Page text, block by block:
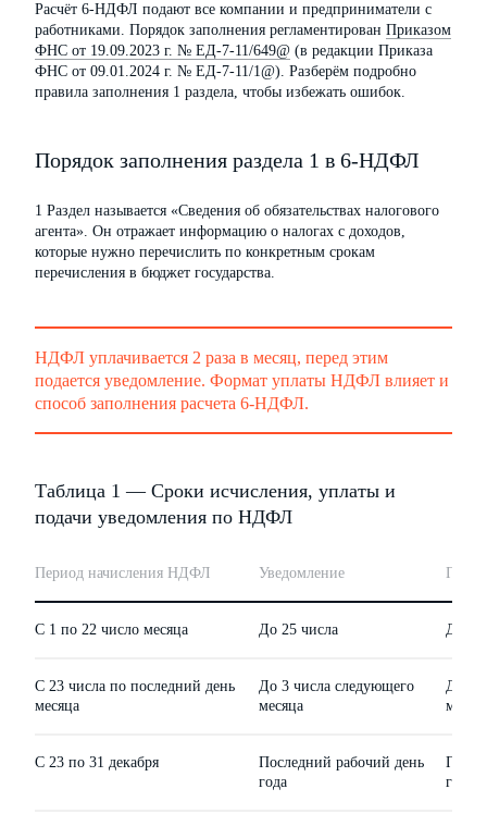
Расчёт 6-НДФЛ подают все компании и предприниматели с
работниками. Порядок заполнения регламентирован Приказом
ФНС от 19.09.2023 г. № ЕД-7-11/649@ (в редакции Приказа
ФНС от 09.01.2024 г. № ЕД-7-11/1@). Разберём подробно
правила заполнения 1 раздела, чтобы избежать ошибок.
Порядок заполнения раздела 1 в 6-НДФЛ
1 Раздел называется «Сведения об обязательствах налогового
агента». Он отражает информацию о налогах с доходов,
которые нужно перечислить по конкретным срокам
перечисления в бюджет государства.
НДФЛ уплачивается 2 раза в месяц, перед этим
подается уведомление. Формат уплаты НДФЛ влияет и
способ заполнения расчета 6-НДФЛ.
Таблица 1 — Сроки исчисления, уплаты и
подачи уведомления по НДФЛ
Период начисления НДФЛ Уведомление
С 1 по 22 число месяца До 25 числа До 28
С 23 числа по последний день
месяца
До 3 числа следующего
месяца
До 5
С 23 по 31 декабря
Последний рабочий день
года
года